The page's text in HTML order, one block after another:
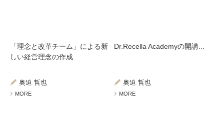
「理念と改革チーム」による新
しい経営理念の作成...
奥迫 哲也
MORE
Dr.Recella Academyの開講...
奥迫 哲也
MORE